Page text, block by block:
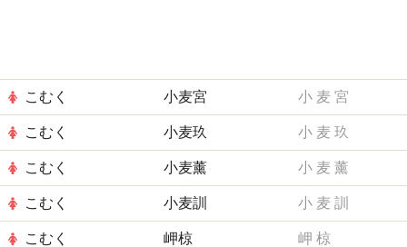
こむく 小麦宮 小 麦 宮
こむく 小麦玖 小 麦 玖
こむく 小麦薰 小 麦 薰
こむく 小麦訓 小 麦 訓
こむく 岬椋 岬 椋